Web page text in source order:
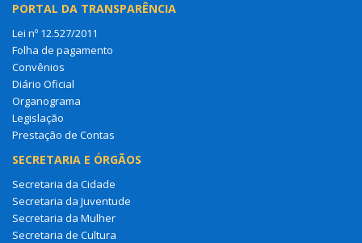
PORTAL DA TRANSPARÊNCIA
Lei nº 12.527/2011
Folha de pagamento
Convênios
Diário Oficial
Organograma
Legislação
Prestação de Contas
SECRETARIA E ÓRGÃOS
Secretaria da Cidade
Secretaria da Juventude
Secretaria da Mulher
Secretaria de Cultura